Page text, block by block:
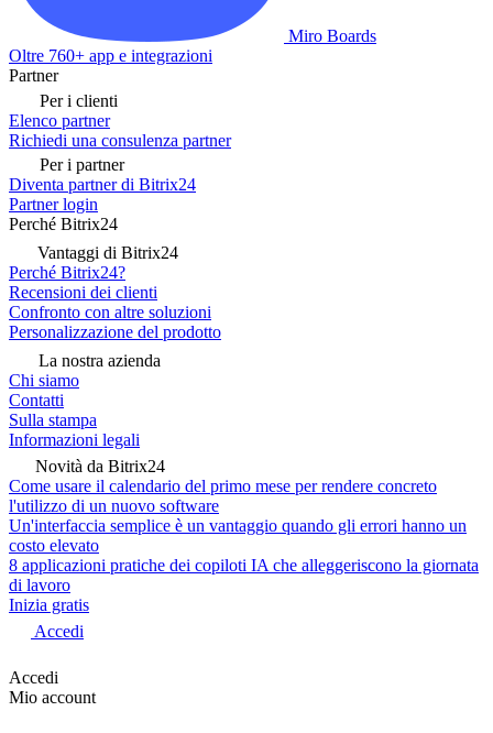
Miro Boards
Oltre 760+ app e integrazioni
Partner
Per i clienti
Elenco partner
Richiedi una consulenza partner
Per i partner
Diventa partner di Bitrix24
Partner login
Perché Bitrix24
Vantaggi di Bitrix24
Perché Bitrix24?
Recensioni dei clienti
Confronto con altre soluzioni
Personalizzazione del prodotto
La nostra azienda
Chi siamo
Contatti
Sulla stampa
Informazioni legali
Novità da Bitrix24
Come usare il calendario del primo mese per rendere concreto
l'utilizzo di un nuovo software
Un'interfaccia semplice è un vantaggio quando gli errori hanno un
costo elevato
8 applicazioni pratiche dei copiloti IA che alleggeriscono la giornata
di lavoro
Inizia gratis
Accedi
Accedi
Mio account